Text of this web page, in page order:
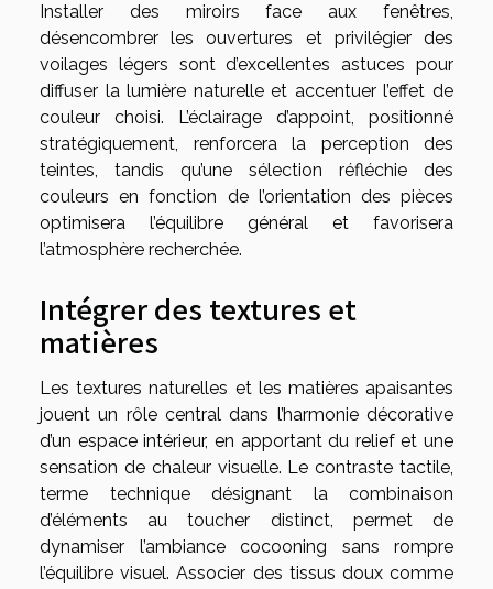
Installer des miroirs face aux fenêtres,
désencombrer les ouvertures et privilégier des
voilages légers sont d’excellentes astuces pour
diffuser la lumière naturelle et accentuer l’effet de
couleur choisi. L’éclairage d’appoint, positionné
stratégiquement, renforcera la perception des
teintes, tandis qu’une sélection réfléchie des
couleurs en fonction de l’orientation des pièces
optimisera l’équilibre général et favorisera
l’atmosphère recherchée.
Intégrer des textures et
matières
Les textures naturelles et les matières apaisantes
jouent un rôle central dans l’harmonie décorative
d’un espace intérieur, en apportant du relief et une
sensation de chaleur visuelle. Le contraste tactile,
terme technique désignant la combinaison
d’éléments au toucher distinct, permet de
dynamiser l’ambiance cocooning sans rompre
l’équilibre visuel. Associer des tissus doux comme